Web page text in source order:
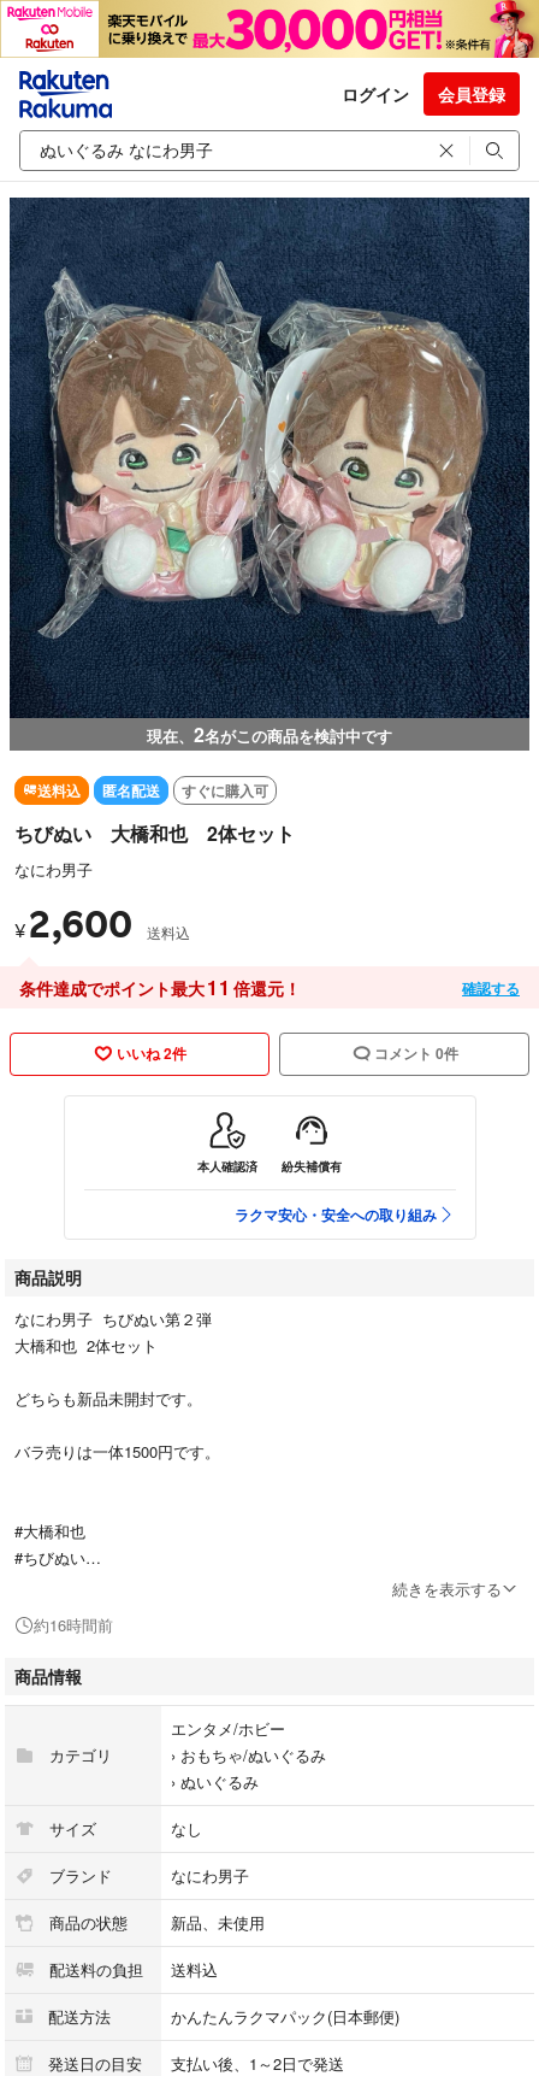
ログイン 会員登録
現在、 2名がこの商品を検討中です
送料込 匿名配送 すぐに購入可
ちびぬい 大橋和也 2体セット
なにわ男子
¥ 2,600 送料込
条件達成でポイント最大11 倍還元！ 確認する
いいね 2件 コメント 0件
本人確認済 紛失補償有
ラクマ安心・安全への取り組み
商品説明
なにわ男子 ちびぬい第２弾
大橋和也 2体セット
どちらも新品未開封です。
バラ売りは一体1500円です。
#大橋和也
#ちびぬい
続きを表示する
約16時間前
商品情報
カテゴリ
エンタメ/ホビー
› おもちゃ/ぬいぐるみ
› ぬいぐるみ
サイズ なし
ブランド なにわ男子
商品の状態 新品、未使用
配送料の負担 送料込
配送方法 かんたんラクマパック(日本郵便)
発送日の目安 支払い後、1～2日で発送